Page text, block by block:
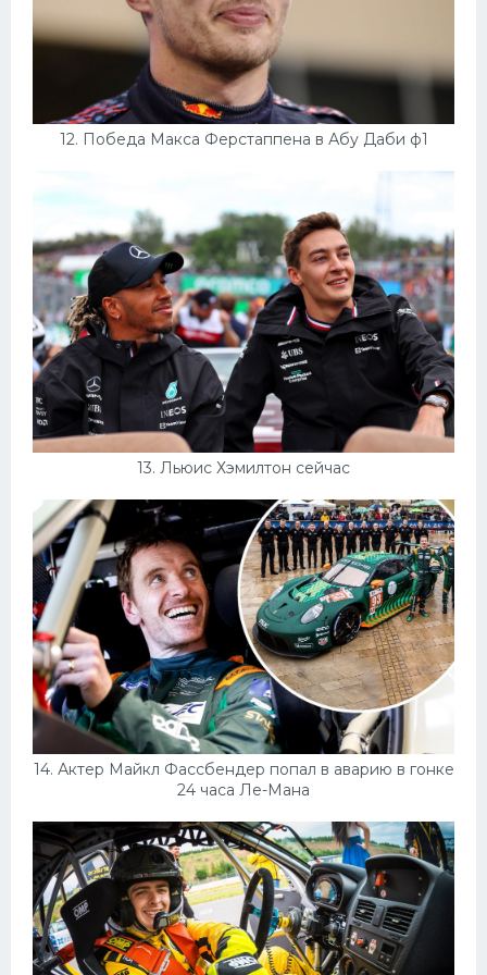
12. Победа Макса Ферстаппена в Абу Даби ф1
13. Льюис Хэмилтон сейчас
14. Актер Майкл Фассбендер попал в аварию в гонке
24 часа Ле-Мана